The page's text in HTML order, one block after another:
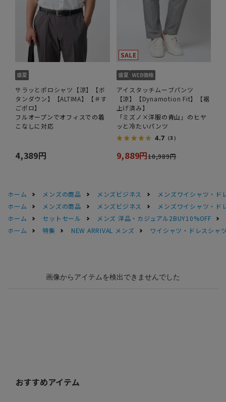
サラッとポロシャツ【涼】【ボ
タンダウン】【ALTIMA】【＃す
ごポロ】
フルオープンでオフィスでの着
こなしに対応
4,389円
アイスタッチムーブパンツ
【涼】【Dynamotion Fit】【裾
上げ済み】
「ミズノ×洋服の青山」のヒヤ
ッと冷たいパンツ
4.7 （3）
9,889円10,989円
ホーム メンズの商品 メンズビジネス
メンズワイシャツ・ド
ホーム
メンズの商品 メンズビジネス
メンズワイシャツ・ド
ホーム
セットセール
メンズ 洋品・カジュアル2BUY10%OFF
ホーム
特集 NEW ARRIVAL メンズ ワイシャツ・ドレスシャ